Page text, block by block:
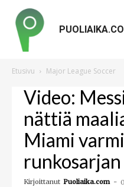
Etusivu Major League Soccer
Video:
nättiä
Miami
Kirjoittanut Puoliaika.com -